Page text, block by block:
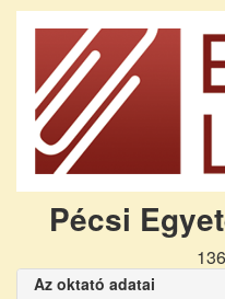
Pécsi
Az oktató adatai